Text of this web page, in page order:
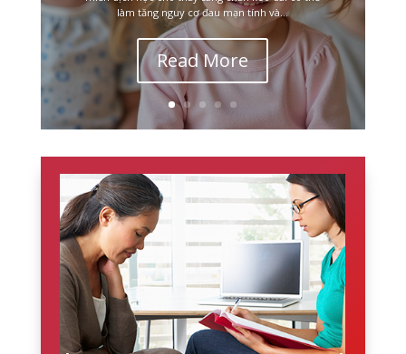
làm tăng nguy cơ đau mạn tính và...
Read More